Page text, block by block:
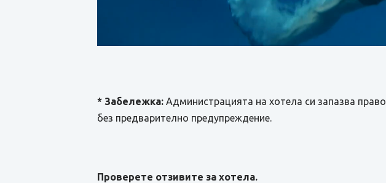
* Забележка:Администрацията на хотела си запазва
без предварително предупреждение.
Проверете отзивите за хотела.